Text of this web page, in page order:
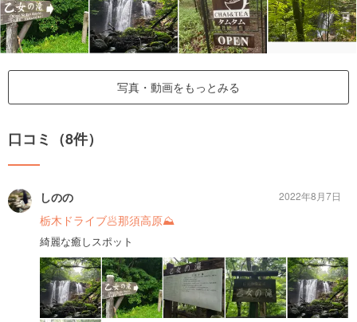
写真・動画をもっとみる
口コミ（8件）
しのの
栃木ドライブ🥟那須高原⛰️
綺麗な癒しスポット
2022年8月7日